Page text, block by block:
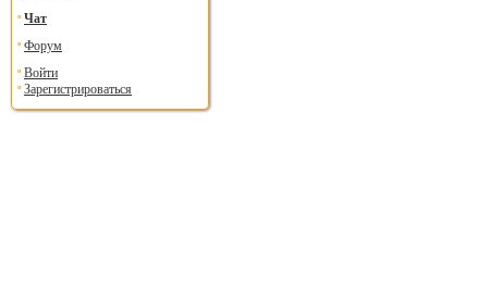
Чат
Форум
Войти
Зарегистрироваться